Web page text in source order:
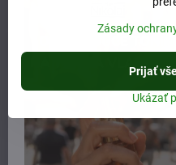
Zásady
Ukázať
Prijať